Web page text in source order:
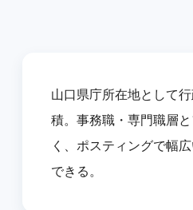
山口県庁所在地として
積。事務職・専門職層
く、ポスティングで幅
できる。